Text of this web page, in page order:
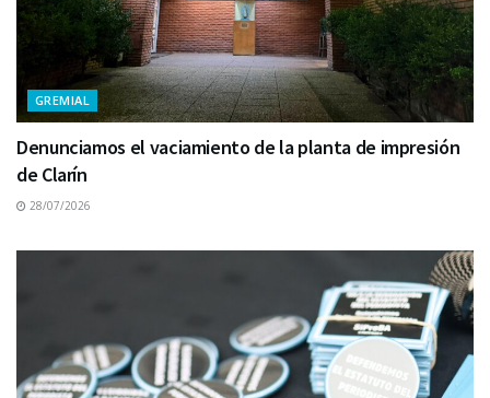
GREMIAL
Denunciamos el vaciamiento de la planta de impresión
de Clarín
28/07/2026